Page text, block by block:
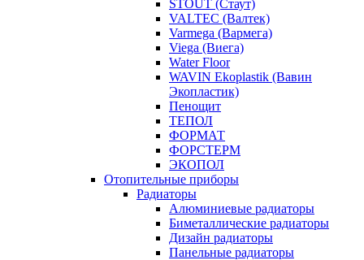
STOUT (Стаут)
VALTEC (Валтек)
Varmega (Вармега)
Viega (Виега)
Water Floor
WAVIN Ekoplastik (Вавин
Экопластик)
Пенощит
ТЕПОЛ
ФОРМАТ
ФОРСТЕРМ
ЭКОПОЛ
Отопительные приборы
Радиаторы
Алюминиевые радиаторы
Биметаллические радиаторы
Дизайн радиаторы
Панельные радиаторы